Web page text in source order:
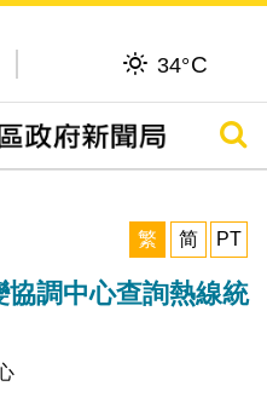
34°C
搜尋
繁
简 PT
調中心查詢熱線統